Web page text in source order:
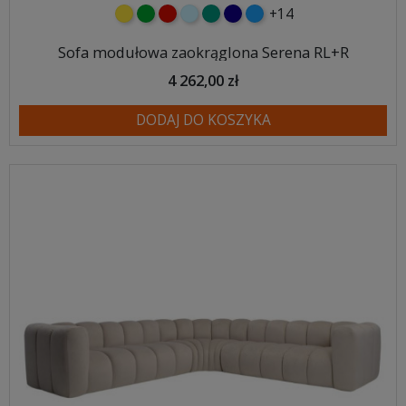
żółtyzielonyczerwony
błękitnyturkusowy
granatowy
niebieski
+14
Sofa modułowa zaokrąglona Serena RL+R
4 262,00 zł
DODAJ DO KOSZYKA